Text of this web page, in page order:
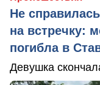
Не
на встречку:
погибла в
Девушка